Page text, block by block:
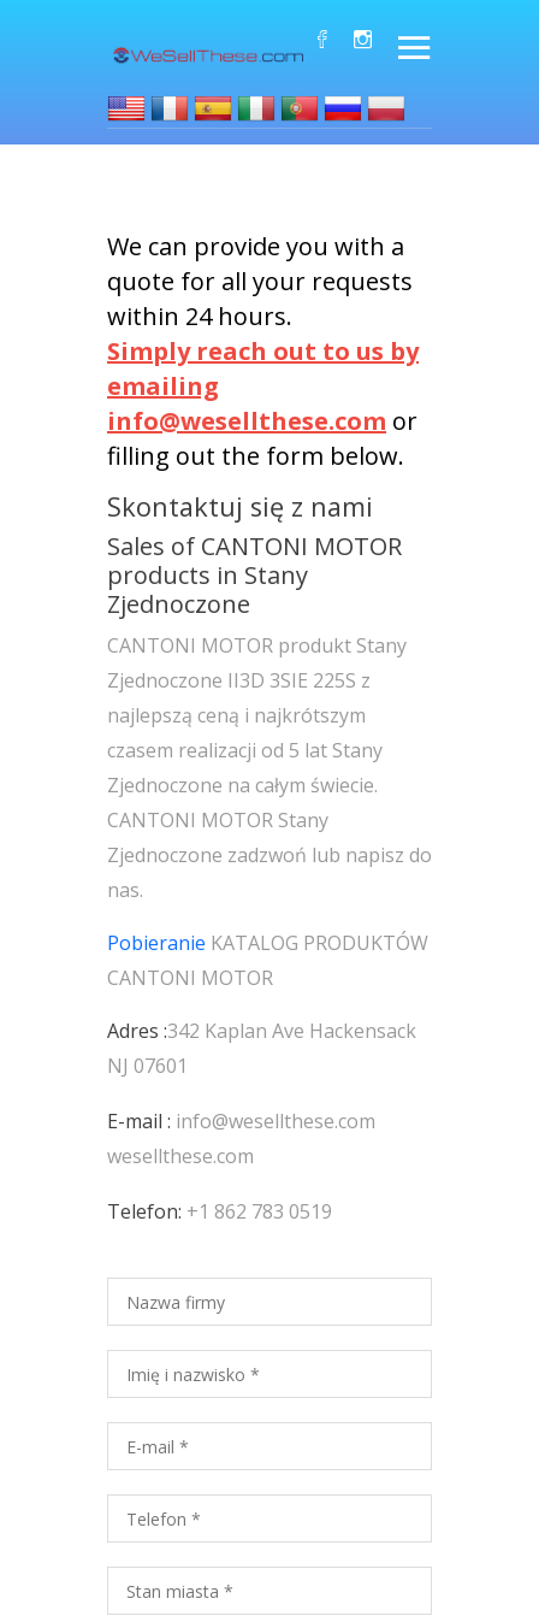
We can provide you with a
quote for all your requests
within 24 hours.
Simply reach out to us by
emailing
info@wesellthese.com or
filling out the form below.
Skontaktuj się z nami
Sales of CANTONI MOTOR
products in Stany
Zjednoczone
CANTONI MOTOR produkt Stany
Zjednoczone II3D 3SIE 225S z
najlepszą ceną i najkrótszym
czasem realizacji od 5 lat Stany
Zjednoczone na całym świecie.
CANTONI MOTOR Stany
Zjednoczone zadzwoń lub napisz do
nas.
Pobieranie KATALOG PRODUKTÓW
CANTONI MOTOR
Adres :342 Kaplan Ave Hackensack
NJ 07601
E-mail : info@wesellthese.com
wesellthese.com
Telefon: +1 862 783 0519